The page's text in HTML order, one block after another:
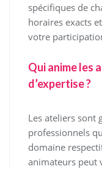
spécifiques de
horaires exacts
votre
Qui anime les
d’expertise ?
Les ateliers sont
professionnels
domaine
animateurs peut